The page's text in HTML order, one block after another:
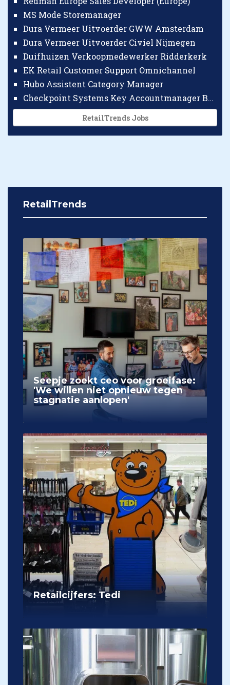
MS Mode Storemanager
Dura Vermeer Uitvoerder GWW Amsterdam
Dura Vermeer Uitvoerder Civiel Nijmegen
Duifhuizen Verkoopmedewerker Ridderkerk
EK Retail Customer Support Omnichannel
Hubo Assistent Category Manager
Checkpoint Systems Key Accountmanager Benelux
RetailTrends Jobs
RetailTrends
Seepje zoekt ceo voor groeifase:
'We willen niet opnieuw tegen
stagnatie aanlopen'
Retailcijfers: Tedi